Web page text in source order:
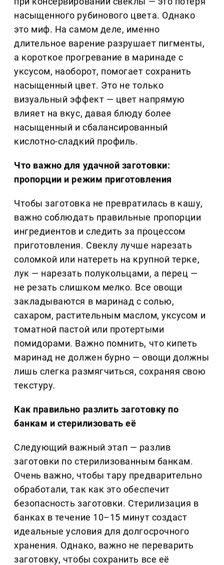
насыщенного рубинового цвета. Однако
это миф. На самом деле, именно
длительное варение разрушает пигменты,
а короткое прогревание в маринаде с
уксусом, наоборот, помогает сохранить
насыщенный цвет. Это не только
визуальный эффект — цвет напрямую
влияет на вкус, давая блюду более
насыщенный и сбалансированный
кислотно-сладкий профиль.
Что важно для удачной заготовки:
пропорции и режим приготовления
Чтобы заготовка не превратилась в кашу,
важно соблюдать правильные пропорции
ингредиентов и следить за процессом
приготовления. Свеклу лучше нарезать
соломкой или натереть на крупной терке,
лук — нарезать полукольцами, а перец —
не резать слишком мелко. Все овощи
закладываются в маринад с солью,
сахаром, растительным маслом, уксусом и
томатной пастой или протертыми
помидорами. Важно помнить, что кипеть
маринад не должен бурно — овощи должны
лишь слегка размягчиться, сохраняя свою
текстуру.
Как правильно разлить заготовку по
банкам и стерилизовать её
Следующий важный этап — разлив
заготовки по стерилизованным банкам.
Очень важно, чтобы тару предварительно
обработали, так как это обеспечит
безопасность заготовки. Стерилизация в
банках в течение 10–15 минут создаст
идеальные условия для долгосрочного
хранения. Однако, важно не переварить
заготовку, чтобы сохранить все её